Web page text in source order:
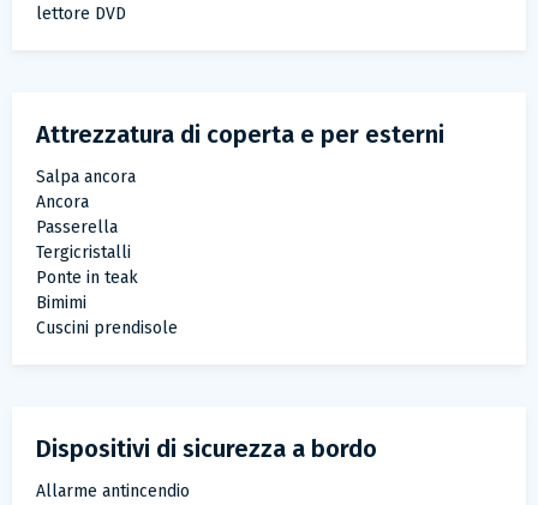
lettore DVD
Attrezzatura di coperta e per esterni
Salpa ancora
Ancora
Passerella
Tergicristalli
Ponte in teak
Bimimi
Cuscini prendisole
dispositivi di sicurezza a bordo
Allarme antincendio